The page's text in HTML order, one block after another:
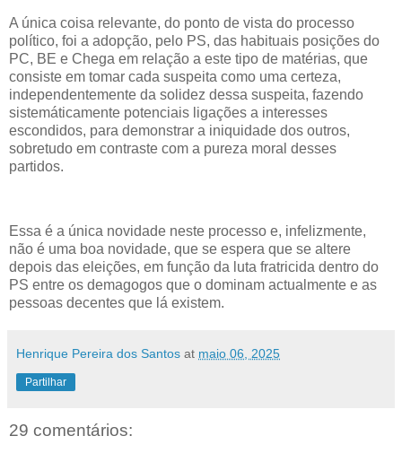
A única coisa relevante, do ponto de vista do processo
político, foi a adopção, pelo PS, das habituais posições do
PC, BE e Chega em relação a este tipo de matérias, que
consiste em tomar cada suspeita como uma certeza,
independentemente da solidez dessa suspeita, fazendo
sistemáticamente potenciais ligações a interesses
escondidos, para demonstrar a iniquidade dos outros,
sobretudo em contraste com a pureza moral desses
partidos.
Essa é a única novidade neste processo e, infelizmente,
não é uma boa novidade, que se espera que se altere
depois das eleições, em função da luta fratricida dentro do
PS entre os demagogos que o dominam actualmente e as
pessoas decentes que lá existem.
Henrique Pereira dos Santos at maio 06, 2025
Partilhar
29 comentários: